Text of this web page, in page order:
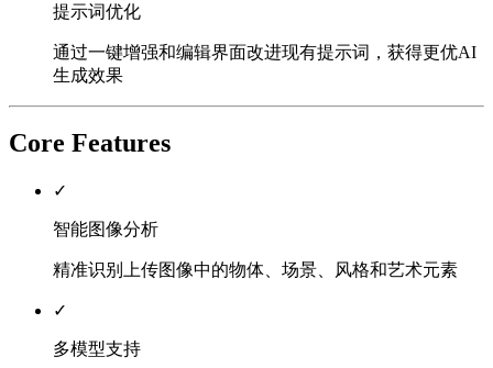
提示词优化
通过一键增强和编辑界面改进现有提示词，获得更优AI
生成效果
Core Features
✓
智能图像分析
精准识别上传图像中的物体、场景、风格和艺术元素
✓
多模型支持